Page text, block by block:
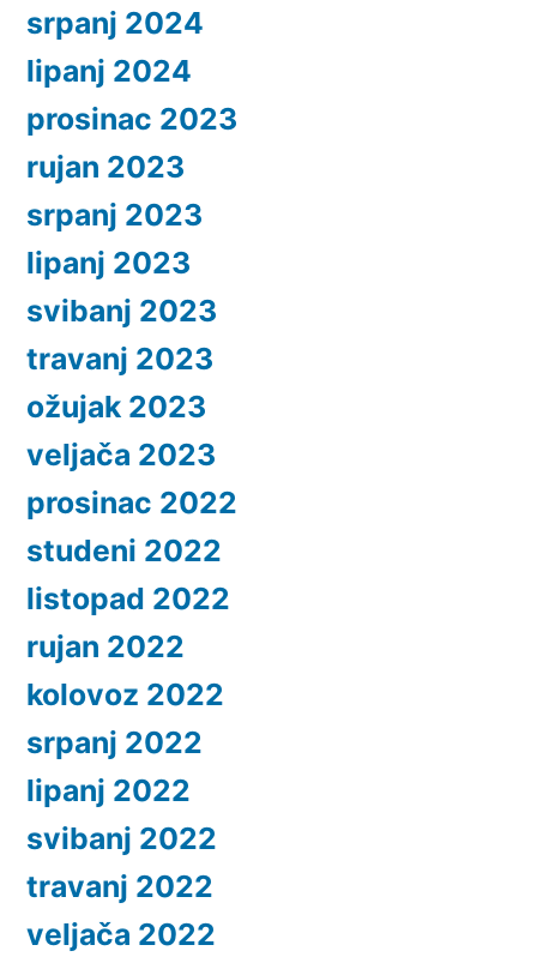
srpanj 2024
lipanj 2024
prosinac 2023
rujan 2023
srpanj 2023
lipanj 2023
svibanj 2023
travanj 2023
ožujak 2023
veljača 2023
prosinac 2022
studeni 2022
listopad 2022
rujan 2022
kolovoz 2022
srpanj 2022
lipanj 2022
svibanj 2022
travanj 2022
veljača 2022